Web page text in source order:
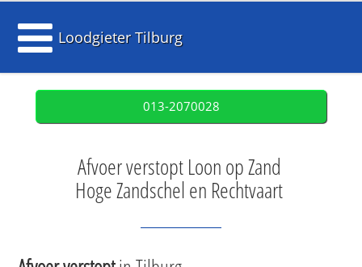
Loodgieter Tilburg
013-2070028
Afvoer verstopt Loon op Zand
Hoge Zandschel en Rechtvaart